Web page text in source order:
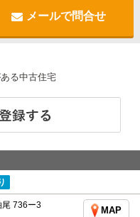
メールで問合せ
る中古住宅
尾 736ー3
MAP